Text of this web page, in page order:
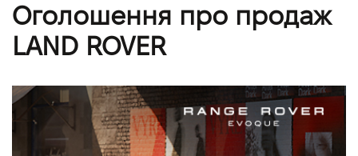
Оголошення про продаж
LAND ROVER
Акції %
Новини
Політика якості